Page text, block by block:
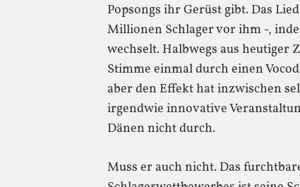
Popsongs ihr Gerüst gibt. Das
Millionen Schlager vor ihm -,
wechselt. Halbwegs aus heutiger
Stimme einmal durch einen
aber den Effekt hat inzwischen
irgendwie innovative
Dänen nicht durch.
Muss er auch nicht. Das